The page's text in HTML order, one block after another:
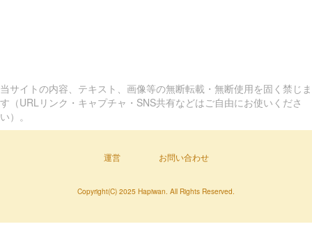
当サイトの内容、テキスト、画像等の無断転載・無断使用を固く禁じま
す（URLリンク・キャプチャ・SNS共有などはご自由にお使いくださ
い）。
運営 お問い合わせ
Copyright(C) 2025 Hapiwan. All Rights Reserved.